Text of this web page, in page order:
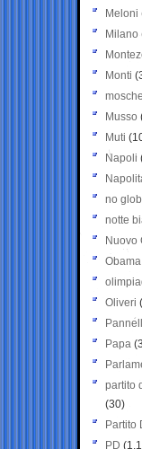
Meloni
Milano
Monti
Musso
Muti
Napoli
no
notte
Nuovo
Obama
Oliveri
Papa
partito
(30)
Partito
PD